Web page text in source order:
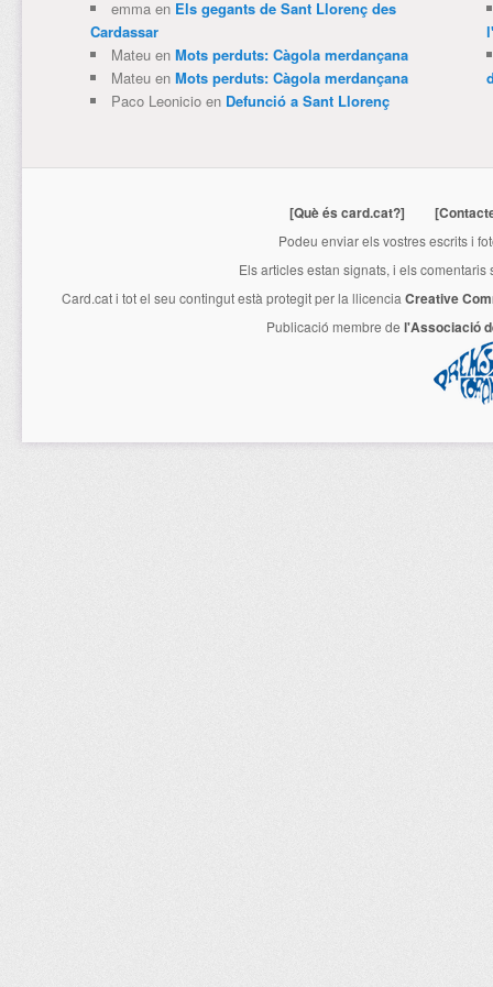
emmaen Els gegants de Sant Llorenç des
Cardassar
Mateuen Mots perduts: Càgola merdançana
Mateuen Mots perduts: Càgola merdançana
Paco Leonicioen Defunció a Sant Llorenç
[Què és card.cat?]
Podeu enviar els vostres escrits i
Els articles estan signats, i els
Card.cati tot el seu contingut està protegit per la llicencia Creative
Publicació membre de l'Associació